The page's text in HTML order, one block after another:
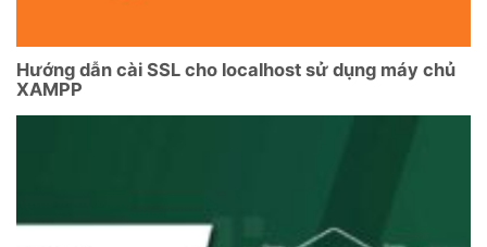
Hướng dẫn cài SSL cho localhost sử dụng máy chủ
XAMPP